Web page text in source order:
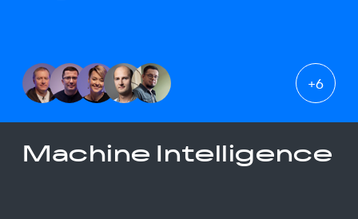
+6
Machine Intelligence